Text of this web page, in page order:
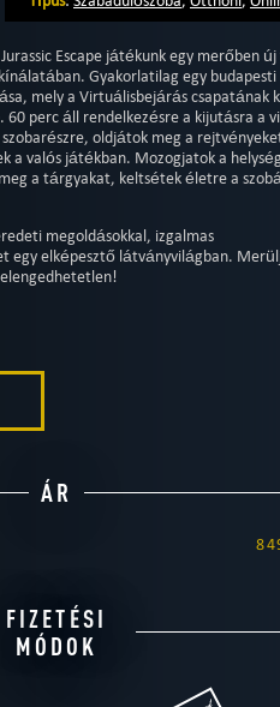
Jurassic Escape játékunk egy merőben
Gyakorlatilag egy
mely a Virtuálisbejárás csapatának
perc áll rendelkezésre a kijutásra a
oldjátok meg a
a valós játékban. Mozogjatok a
a tárgyakat, keltsétek életre a
megoldásokkal, izgalmas
egy elképesztő látványvilágban.
ÁR
FIZETÉSI
MÓDOK